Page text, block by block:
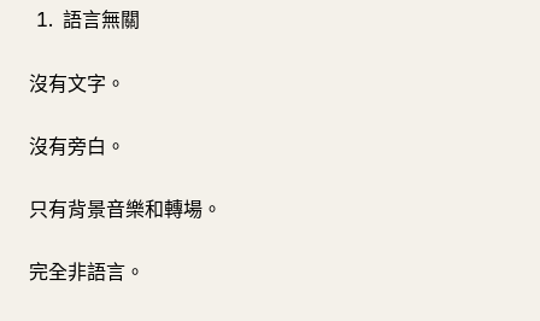
語言無關
沒有文字。
沒有旁白。
只有背景音樂和轉場。
完全非語言。